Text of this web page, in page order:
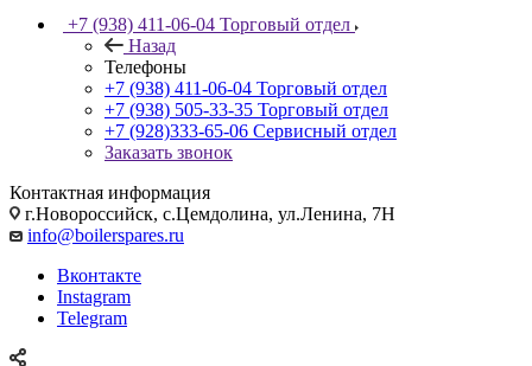
+7 (938) 411-06-04 Торговый отдел
Назад
Телефоны
+7 (938) 411-06-04 Торговый отдел
+7 (938) 505-33-35 Торговый отдел
+7 (928)333-65-06 Сервисный отдел
Заказать звонок
Контактная информация
г.Новороссийск, с.Цемдолина, ул.Ленина, 7Н
info@boilerspares.ru
Вконтакте
Instagram
Telegram